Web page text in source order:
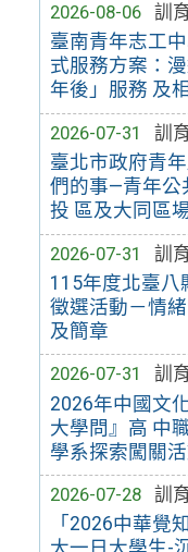
2026-08-06
訓
臺南青年志工
式服務方案：
年後」服務 及
2026-07-31
訓
臺北市政府青
們的事—青年公
投 區及大同區
2026-07-31
訓
115年度北臺八
徵選活動－情
及簡章
2026-07-31
訓
2026年中國文
大學問』高 中
學系探索闖關
2026-07-28
訓
「2026中華覺